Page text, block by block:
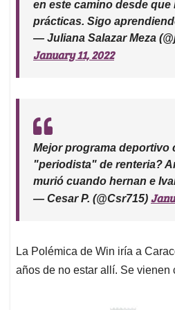
en este camino desde que
prácticas. Sigo
— Juliana Salazar Meza
January 11, 2022
Mejor programa deportivo
"periodista" de renteria?
murió cuando hernan e
— Cesar P. (@Csr715)
La Polémica de Win iría a
años de no estar allí. Se vienen